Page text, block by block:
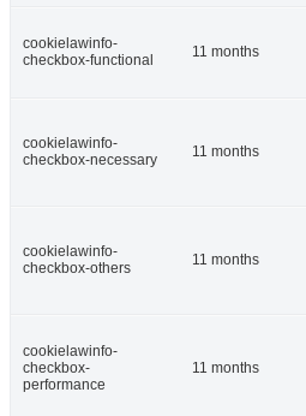
cookielawinfo-
checkbox-functional
11 months
cookielawinfo-
checkbox-necessary
11 months
cookielawinfo-
checkbox-others
11 months
cookielawinfo-
checkbox-
performance
11 months